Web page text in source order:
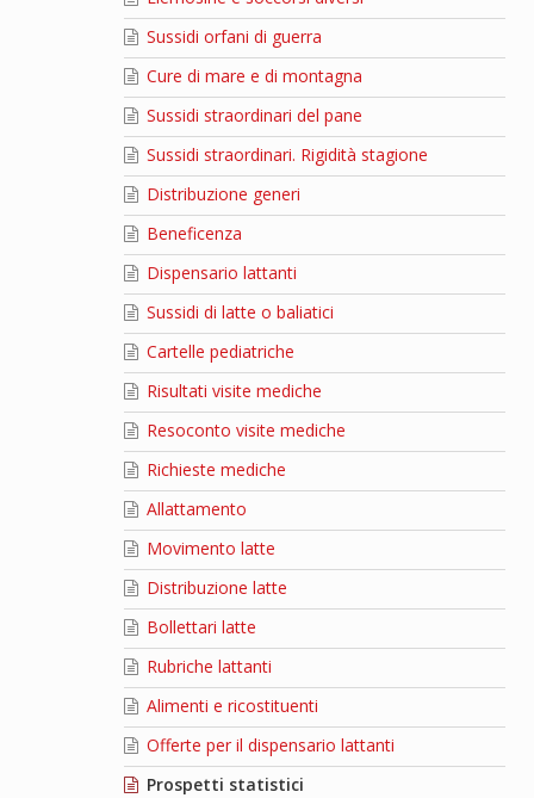
Sussidi orfani di guerra
Cure di mare e di montagna
Sussidi straordinari del pane
Sussidi straordinari. Rigidità stagione
Distribuzione generi
Beneficenza
Dispensario lattanti
Sussidi di latte o baliatici
Cartelle pediatriche
Risultati visite mediche
Resoconto visite mediche
Richieste mediche
Allattamento
Movimento latte
Distribuzione latte
Bollettari latte
Rubriche lattanti
Alimenti e ricostituenti
Offerte per il dispensario lattanti
Prospetti statistici